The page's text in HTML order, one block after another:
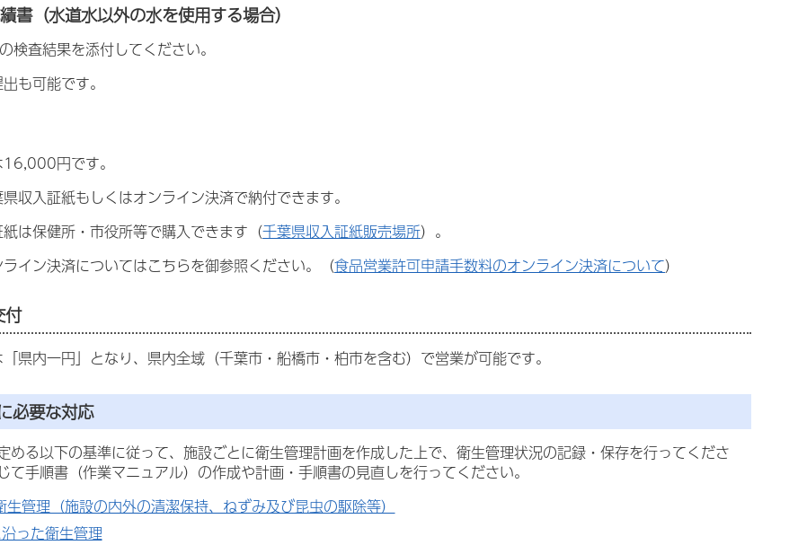
書（水道水以外の水を使用する場合）
検査結果を添付してください。
も可能です。
円です。
収入証紙もしくはオンライン決済で納付できます。
は保健所・市役所等で購入できます（千葉県収入証紙販売場所）。
イン決済についてはこちらを御参照ください。（食品営業許可申請手数料のオンライン決済について）
付
県内一円」となり、県内全域（千葉市・船橋市・柏市を含む）で営業が可能です。
必要な対応
める以下の基準に従って、施設ごとに衛生管理計画を作成した上で、衛生管理状況の記録・保存を行ってくださ
て手順書（作業マニュアル）の作成や計画・手順書の見直しを行ってください。
生管理（施設の内外の清潔保持、ねずみ及び昆虫の駆除等）
った衛生管理